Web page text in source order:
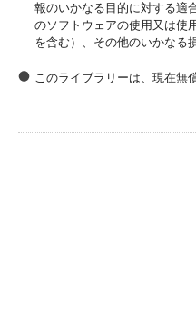
報のいかなる目的に対する適
のソフトウェアの使用又は使
を含む）、その他のいかなる
このライブラリーは、現在無